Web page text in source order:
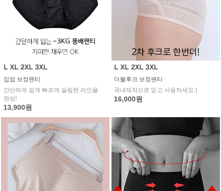
집업 보정팬티
간단하게 쉽게 빠르게 슬림한 라인을
완성!
13,900원
더블후크 보정팬티
국내제작으로 믿고 사용하세요:)
16,000원